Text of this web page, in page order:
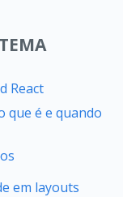
React
que é e quando
em layouts